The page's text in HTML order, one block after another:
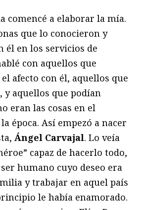
comencé a elaborar la mía.
que lo conocieron y
él en los servicios de
con aquellos que
afecto con él, aquellos que
y aquellos que podían
eran las cosas en el
época. Así empezó a nacer
Ángel Carvajal. Lo veía
capaz de hacerlo todo,
humano cuyo deseo era
y trabajar en aquel país
le había enamorado.